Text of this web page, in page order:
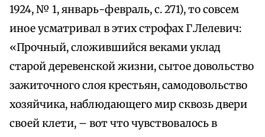
1924, № 1, январь-февраль, с. 271), то совсем
иное усматривал в этих строфах Г.Лелевич:
«Прочный, сложившийся веками уклад
старой деревенской жизни, сытое довольство
зажиточного слоя крестьян, самодовольство
хозяйчика, наблюдающего мир сквозь двери
своей клети, – вот что чувствовалось в